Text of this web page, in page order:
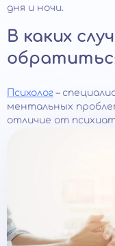
дня и ночи.
В каких
Психолог –
ментальных
отличие от